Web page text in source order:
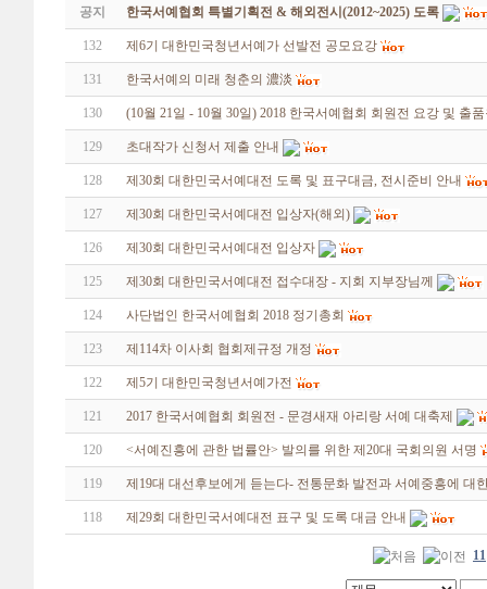
공지 한국서예협회 특별기획전 & 해외전시(2012~2025) 도록
132 제6기 대한민국청년서예가 선발전 공모요강
131 한국서예의 미래 청춘의 濃淡
130 (10월 21일 - 10월 30일) 2018 한국서예협회 회원전 요강 및 출
129 초대작가 신청서 제출 안내
128 제30회 대한민국서예대전 도록 및 표구대금, 전시준비 안내
127 제30회 대한민국서예대전 입상자(해외)
126 제30회 대한민국서예대전 입상자
125 제30회 대한민국서예대전 접수대장 - 지회 지부장님께
124 사단법인 한국서예협회 2018 정기총회
123 제114차 이사회 협회제규정 개정
122 제5기 대한민국청년서예가전
121 2017 한국서예협회 회원전 - 문경새재 아리랑 서예 대축제
120 <서예진흥에 관한 법률안> 발의를 위한 제20대 국회의원 서명
119 제19대 대선후보에게 듣는다- 전통문화 발전과 서예중흥에 대
118 제29회 대한민국서예대전 표구 및 도록 대금 안내
11